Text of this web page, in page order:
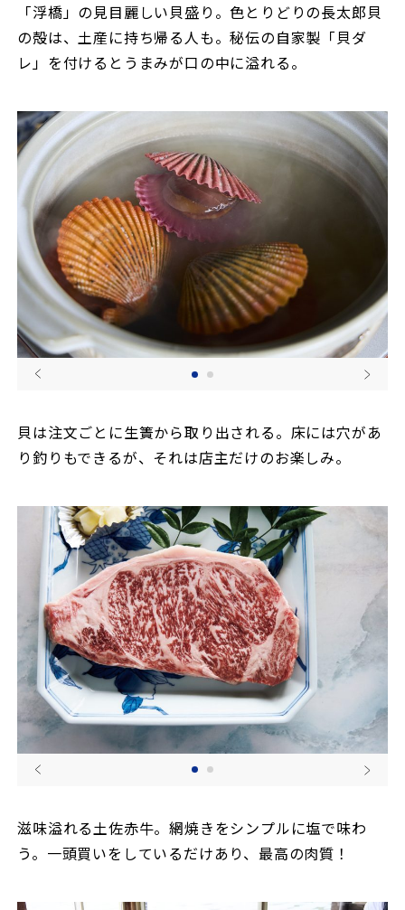
「浮橋」の見目麗しい貝盛り。色とりどりの長太郎貝
の殻は、土産に持ち帰る人も。秘伝の自家製「貝ダ
レ」を付けるとうまみが口の中に溢れる。
貝は注文ごとに生簀から取り出される。床には穴があ
り釣りもできるが、それは店主だけのお楽しみ。
滋味溢れる土佐赤牛。網焼きをシンプルに塩で味わ
う。一頭買いをしているだけあり、最高の肉質！